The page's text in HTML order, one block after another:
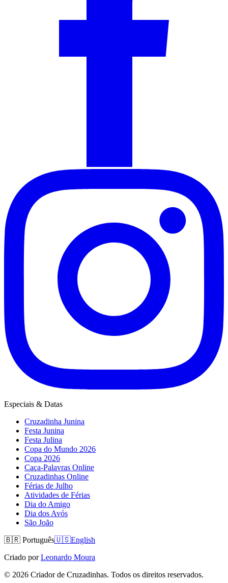
Especiais & Datas
Cruzadinha Junina
Festa Junina
Festa Julina
Copa do Mundo 2026
Copa 2026
Caça-Palavras Online
Cruzadinhas Online
Férias de Julho
Atividades de Férias
Dia do Amigo
Dia dos Avós
São João
🇧🇷 Português🇺🇸English
Criado por Leonardo Moura
© 2026 Criador de Cruzadinhas. Todos os direitos reservados.